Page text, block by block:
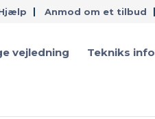
Anmod om et tilbud
vejledning Tekniks info